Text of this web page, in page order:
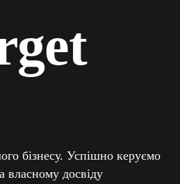
бізнесу. Успішно керуємо
власному досвіду